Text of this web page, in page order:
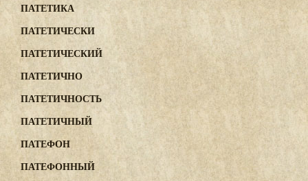
ПАТЕТИКА
ПАТЕТИЧЕСКИ
ПАТЕТИЧЕСКИЙ
ПАТЕТИЧНО
ПАТЕТИЧНОСТЬ
ПАТЕТИЧНЫЙ
ПАТЕФОН
ПАТЕФОННЫЙ